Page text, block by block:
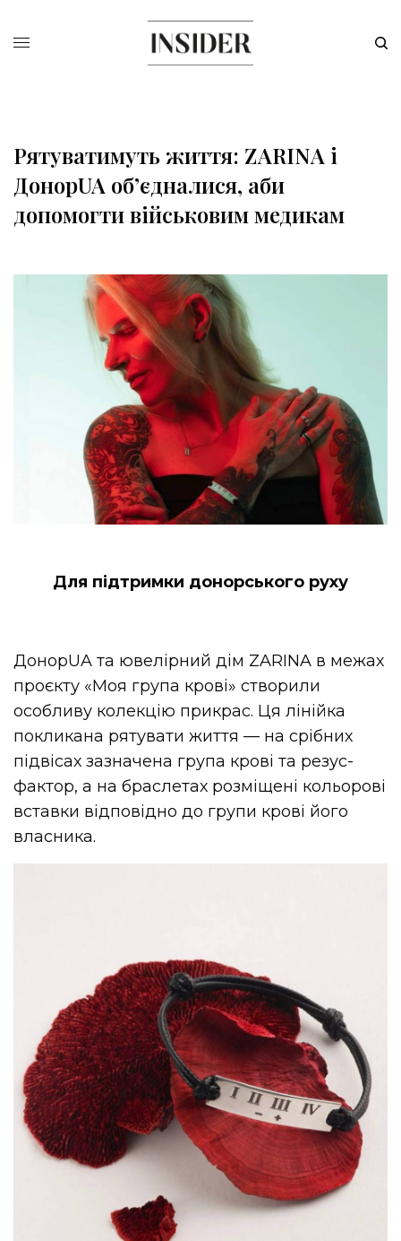
Рятуватимуть життя: ZARINA і
ДонорUA об’єдналися, аби
допомогти військовим медикам
Для підтримки донорського руху
ДонорUA та ювелірний дім ZARINA в межах
проєкту «Моя група крові» створили
особливу колекцію прикрас. Ця лінійка
покликана рятувати життя — на срібних
підвісах зазначена група крові та резус-
фактор, а на браслетах розміщені кольорові
вставки відповідно до групи крові його
власника.